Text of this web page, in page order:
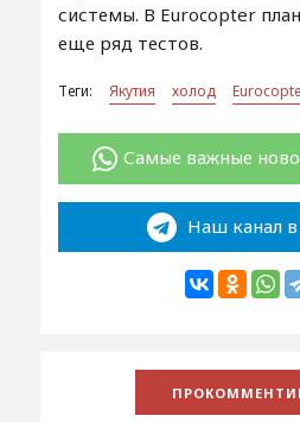
системы. В Eurocopter
еще ряд тестов.
Теги: Якутия холод
Самые важные
Наш канал